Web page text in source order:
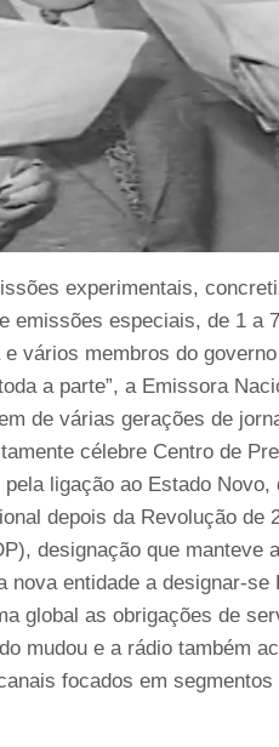
experimentais,
emissões especiais, de 1 a
vários membros do
a parte”, a Emissora
de várias gerações de
célebre Centro de
ligação ao Estado
depois da Revolução de
designação que manteve
nova entidade a designar-
global as obrigações de
mudou e a rádio também
focados em